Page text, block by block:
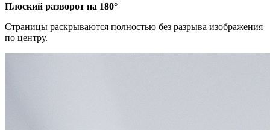
Плоский разворот на 180°
Страницы раскрываются полностью без разрыва изображения
по центру.